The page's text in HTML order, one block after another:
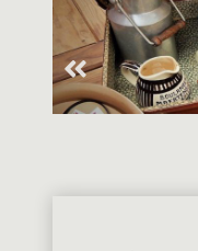
Ma Boutique à ROYE
Panier